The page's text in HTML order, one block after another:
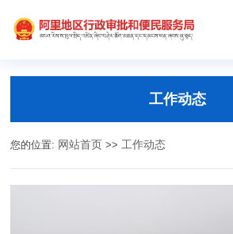
工作动态
您的位置: 网站首页 >> 工作动态